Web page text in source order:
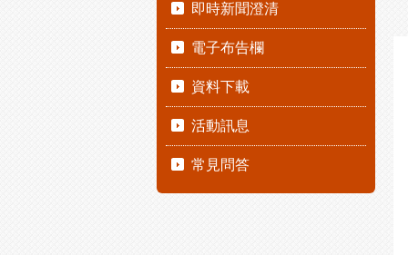
即時新聞澄清
電子布告欄
資料下載
活動訊息
常見問答